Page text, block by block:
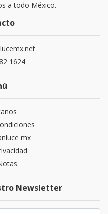
a todo México.
1624
mx
Newsletter